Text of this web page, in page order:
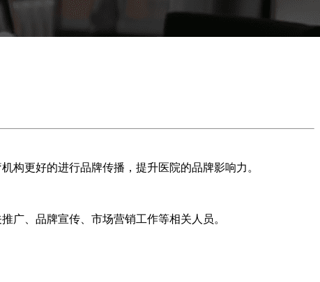
构更好的进行品牌传播，提升医院的品牌影响力。
广、品牌宣传、市场营销工作等相关人员。